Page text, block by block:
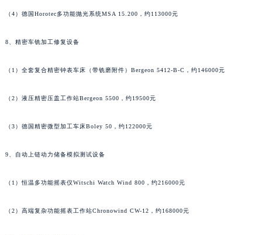
（4）德国Horotec多功能抛光系统MSA 15.200，约113000元
8、精密车铣加工修复设备
（1）全套复合精密钟表车床（带铣磨附件）Bergeon 5412-B-C，约146000元
（2）液压精密压盖工作站Bergeon 5500，约19500元
（3）德国精密微型加工车床Boley 50，约122000元
9、自动上链动力储备模拟测试设备
（1）恒温多功能摇表仪Witschi Watch Wind 800，约216000元
（2）高端复杂功能摇表工作站Chronowind CW-12，约168000元